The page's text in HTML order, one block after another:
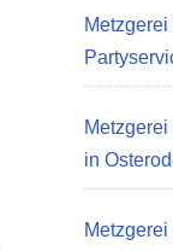
Metzgerei
in